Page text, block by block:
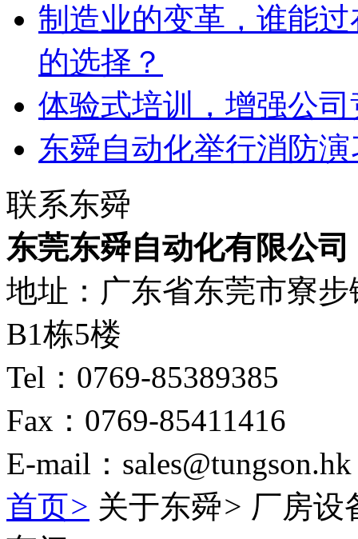
制造业的变革，谁能
的选择？
体验式培训，增强公
东舜自动化举行消防演
联系东舜
东莞东舜自动化有限公司
地址：广东省东莞市寮
B1栋5楼
Tel：0769-85389385
Fax：0769-85411416
E-mail：sales@tungson.hk
首页> 关于东舜> 厂房设